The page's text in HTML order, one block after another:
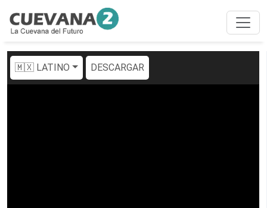
🇲🇽 LATINO DESCARGAR